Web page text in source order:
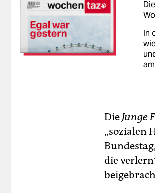
In
Die Junge
„sozialen
die